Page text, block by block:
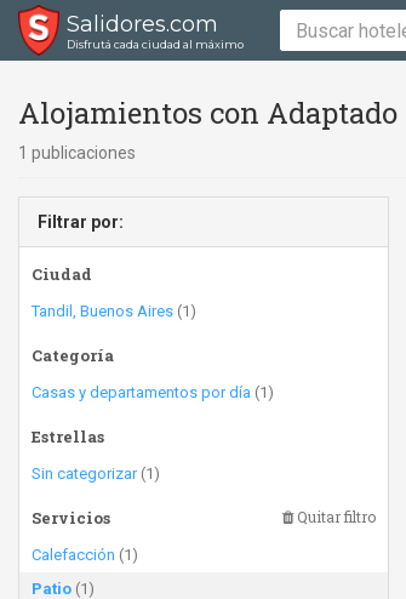
Salidores.com
Disfrutá cada ciudad al máximo
Alojamientos con
1 publicaciones
Filtrar por:
Ciudad
Tandil, Buenos Aires (1)
Categoría
Casas y departamentos por día (1)
Estrellas
Sin categorizar(1)
Servicios Quitar filtro
Calefacción (1)
Patio (1)